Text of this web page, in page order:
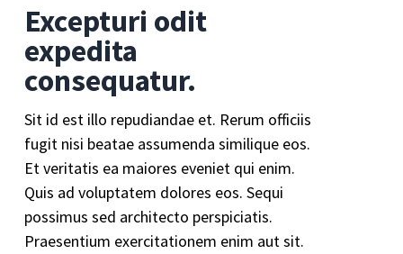
Excepturi odit
expedita
consequatur.
Sit id est illo repudiandae et. Rerum officiis
fugit nisi beatae assumenda similique eos.
Et veritatis ea maiores eveniet qui enim.
Quis ad voluptatem dolores eos. Sequi
possimus sed architecto perspiciatis.
Praesentium exercitationem enim aut sit.